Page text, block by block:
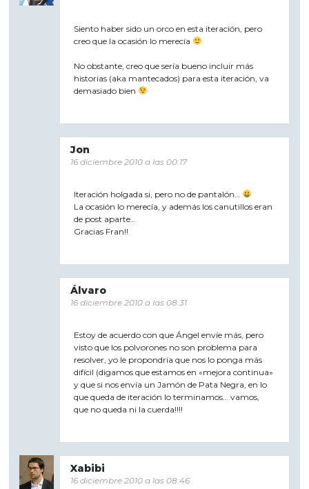
Siento haber sido un orco en esta iteración, pero
creo que la ocasión lo merecía
No obstante, creo que sería bueno incluir más
historias (aka mantecados) para esta iteración, va
demasiado bien
Jon
16 diciembre 2010 a las 00:17
Iteración holgada si, pero no de pantalón…
La ocasión lo merecía, y además los canutillos eran
de post aparte…
Gracias Fran!!
Álvaro
16 diciembre 2010 a las 08:31
Estoy de acuerdo con que Ángel envíe más, pero
visto que los polvorones no son problema para
resolver, yo le propondría que nos lo ponga más
difícil (digamos que estamos en «mejora continua»
y que si nos envía un Jamón de Pata Negra, en lo
que queda de iteración lo terminamos… vamos,
que no queda ni la cuerda!!!!
Xabibi
16 diciembre 2010 a las 08:46